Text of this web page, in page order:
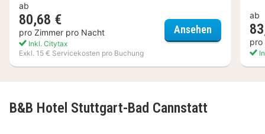
ab
80,68 €
pro Zimmer pro Nacht
Inkl. Citytax
Exkl. 15 € Servicekosten pro Buchung
Ansehen a&o
ab
pro
B&B Hotel Stuttgart-Bad Cannstatt